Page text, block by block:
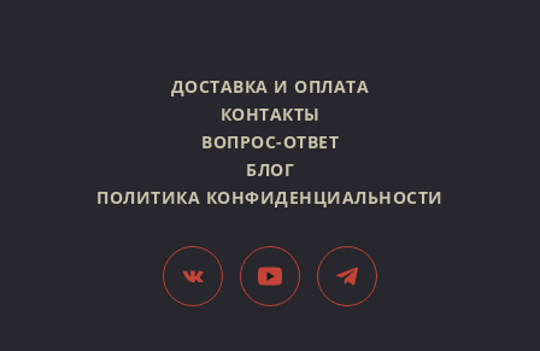
ДОСТАВКА И ОПЛАТА
КОНТАКТЫ
ВОПРОС-ОТВЕТ
БЛОГ
ПОЛИТИКА КОНФИДЕНЦИАЛЬНОСТИ